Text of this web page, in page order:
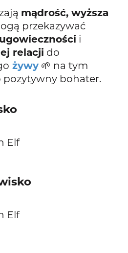
mądrość, wyższa
przekazywać
i
relacji do
żywy 🌱 na tym
pozytywny bohater.
Elf
Elf